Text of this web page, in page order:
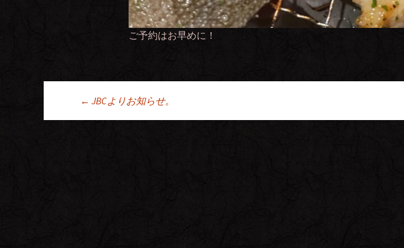
ご予約はお早めに！
投稿ナビゲーション
← JBCよりお知らせ。